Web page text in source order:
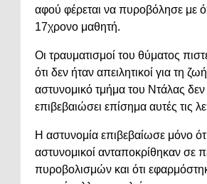
αφού φέρεται να πυροβόλησε με
17χρονο μαθητή.
Οι τραυματισμοί του θύματος
ότι δεν ήταν απειλητικοί για τη
αστυνομικό τμήμα του Ντάλας δεν
επιβεβαιώσει επίσημα αυτές τις
Η αστυνομία επιβεβαίωσε μόνο
αστυνομικοί ανταποκρίθηκαν σε
πυροβολισμών και ότι